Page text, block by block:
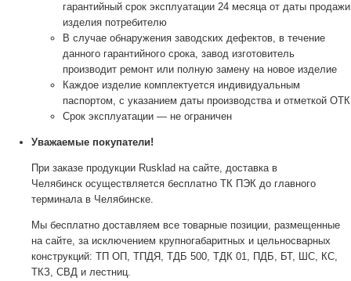
гарантийный срок эксплуатации 24 месяца от даты продажи
изделия потребителю
В случае обнаружения заводских дефектов, в течение
данного гарантийного срока, завод изготовитель
производит ремонт или полную замену на новое изделие
Каждое изделие комплектуется индивидуальным
паспортом, с указанием даты производства и отметкой ОТК
Срок эксплуатации — не ограничен
Уважаемые покупатели!
При заказе продукции Rusklad на сайте, доставка в
Челябинск осуществляется бесплатно ТК ПЭК до главного
терминала в Челябинске.
Мы бесплатно доставляем все товарные позиции, размещенные
на сайте, за исключением крупногабаритных и цельносварных
конструкций: ТП ОП, ТПДЯ, ТДБ 500, ТДК 01, ПДБ, БТ, ШС, КС,
ТКЗ, СВД и лестниц.